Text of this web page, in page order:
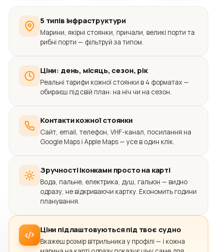
5 типів інфраструктури
Марини, якірні стоянки, причали, великі порти та
рибні порти — фільтруй за типом.
Ціни: день, місяць, сезон, рік
Реальні тарифи кожної стоянки в 4 форматах —
обираєш під свій план: на ніч чи на сезон.
Контакти кожної стоянки
Сайт, email, телефон, VHF-канал, посилання на
Google Maps і Apple Maps — усе в один клік.
Зручності іконками просто на карті
Вода, пальне, електрика, душ, гальюн — видно
одразу, не відкриваючи картку. Економить години
планування.
Ціни підлаштовуються під твоє судно
Вкажеш розмір вітрильника у профілі — і кожна